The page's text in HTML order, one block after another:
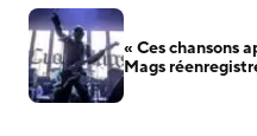
« Ces chansons
Mags